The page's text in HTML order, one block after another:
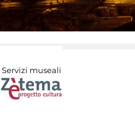
Servizi museali